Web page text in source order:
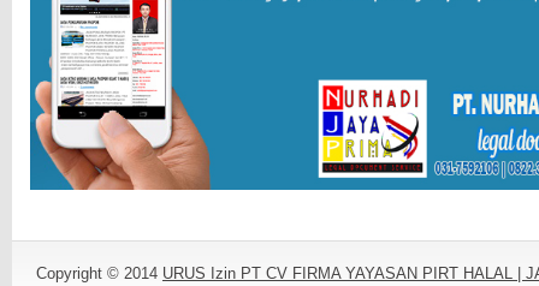
Copyright © 2014 URUS Izin PT CV FIRMA YAYASAN PIRT HALAL |